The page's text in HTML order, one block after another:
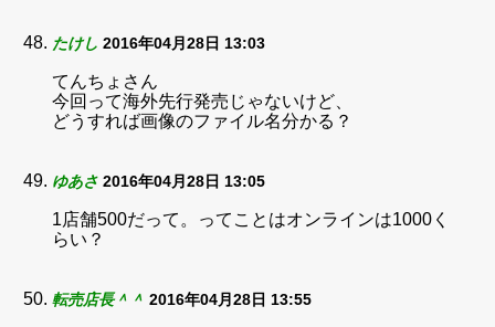
たけし 2016年04月28日 13:03
てんちょさん
今回って海外先行発売じゃないけど、
どうすれば画像のファイル名分かる？
ゆあさ 2016年04月28日 13:05
1店舗500だって。ってことはオンラインは1000く
らい？
転売店長＾＾ 2016年04月28日 13:55